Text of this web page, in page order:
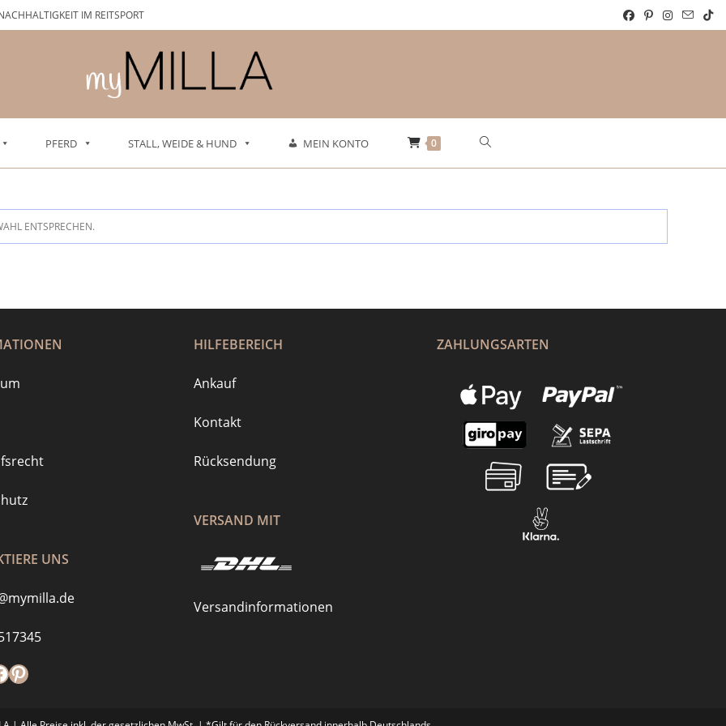
IM REITSPORT
PFERD STALL, WEIDE & HUND MEIN KONTO 0 Website-
ENTSPRECHEN.
UNS
www.tiktok.com/@mymilla.de
Pinterest
HILFEBEREICH
Ankauf
Kontakt
Rücksendung
VERSAND MIT
Versandinformationen
ZAHLUNGSARTEN